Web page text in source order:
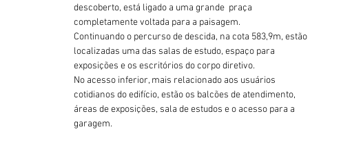
descoberto, está ligado a uma grande praça
completamente voltada para a paisagem.
Continuando o percurso de descida, na cota 583,9m, estão
localizadas uma das salas de estudo, espaço para
exposições e os escritórios do corpo diretivo.
No acesso inferior, mais relacionado aos usuários
cotidianos do edifício, estão os balcões de atendimento,
áreas de exposições, sala de estudos e o acesso para a
garagem.